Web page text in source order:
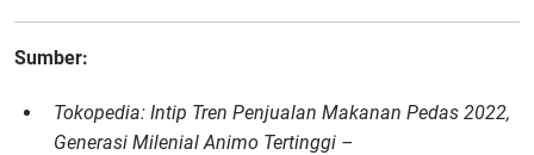
Sumber:
Tokopedia: Intip Tren Penjualan Makanan Pedas 2022,
Generasi Milenial Animo Tertinggi –